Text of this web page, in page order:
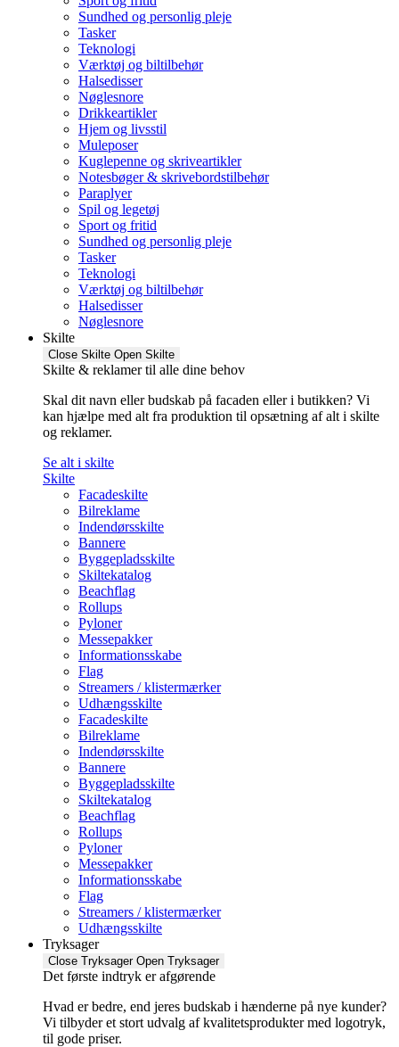
Sundhed og personlig pleje
Tasker
Teknologi
Værktøj og biltilbehør
Halsedisser
Nøglesnore
Drikkeartikler
Hjem og livsstil
Muleposer
Kuglepenne og skriveartikler
Notesbøger & skrivebordstilbehør
Paraplyer
Spil og legetøj
Sport og fritid
Sundhed og personlig pleje
Tasker
Teknologi
Værktøj og biltilbehør
Halsedisser
Nøglesnore
Skilte
Close Skilte Open Skilte
Skilte & reklamer til alle dine behov
Skal dit navn eller budskab på facaden eller i butikken? Vi
kan hjælpe med alt fra produktion til opsætning af alt i skilte
og reklamer.
Se alt i skilte
Skilte
Facadeskilte
Bilreklame
Indendørsskilte
Bannere
Byggepladsskilte
Skiltekatalog
Beachflag
Rollups
Pyloner
Messepakker
Informationsskabe
Flag
Streamers / klistermærker
Udhængsskilte
Facadeskilte
Bilreklame
Indendørsskilte
Bannere
Byggepladsskilte
Skiltekatalog
Beachflag
Rollups
Pyloner
Messepakker
Informationsskabe
Flag
Streamers / klistermærker
Udhængsskilte
Tryksager
Close Tryksager Open Tryksager
Det første indtryk er afgørende
Hvad er bedre, end jeres budskab i hænderne på nye kunder?
Vi tilbyder et stort udvalg af kvalitetsprodukter med logotryk,
til gode priser.